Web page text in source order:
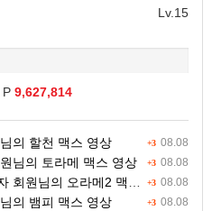
Lv.15
P 9,627,814
+3 08.08
의 할천 맥스 영상
+3 08.08
님의 토라메 맥스 영상
+3 08.08
님의 오라메2 맥스 영상
+3 08.08
의 뱀피 맥스 영상